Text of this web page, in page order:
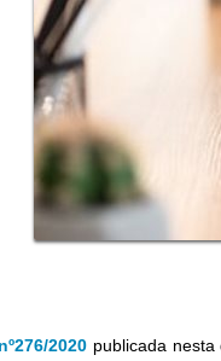
2020publicada nesta